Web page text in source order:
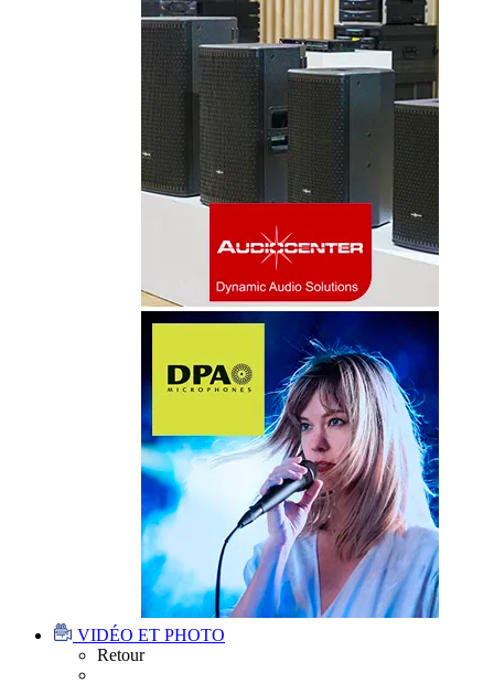
VIDÉO ET PHOTO
Retour